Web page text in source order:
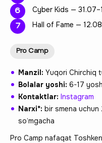
Cyber Kids —
Hall of Fame —
Pro Camp
Manzil: Yuqori Chirchiq
Bolalar yoshi: 6-17 yosh
Kontaktlar: Instagram
Narxi*: bir smena
so‘mgacha
Pro Camp nafaqat